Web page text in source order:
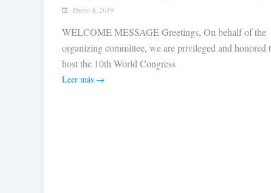
Enero 8, 2019
WELCOME MESSAGE Greetings, On behalf of the
organizing committee, we are privileged and honored
host the 10th World Congress
Leer más →